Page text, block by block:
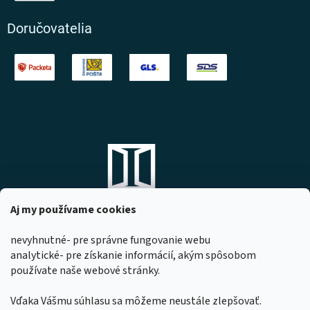
Aj my používame cookies
nevyhnutné- pre správne fungovanie webu
analytické- pre získanie informácií, akým spôsobom
používate naše webové stránky.
Vďaka Vášmu súhlasu sa môžeme neustále zlepšovať.
Doručovatelia
DOMOVO s.r.o.
Komárňanská 167
947 01 Hurbanovo